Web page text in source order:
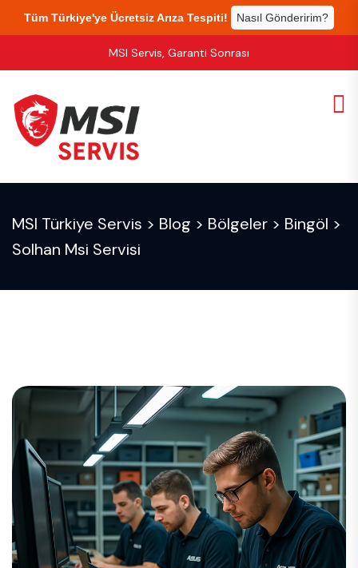
Tüm Türkiye'ye Ücretsiz Arıza Tespiti! Nasıl Gönderirim?
MSI Servis, Garanti Sonrası
MSI Türkiye Servis > Blog > Bölgeler > Bingöl >
Solhan Msi Servisi